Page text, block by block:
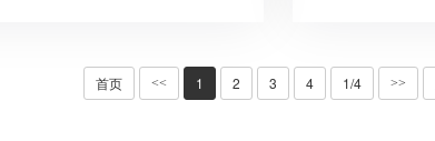
首页 << 1 2 3 4 1/4 >>